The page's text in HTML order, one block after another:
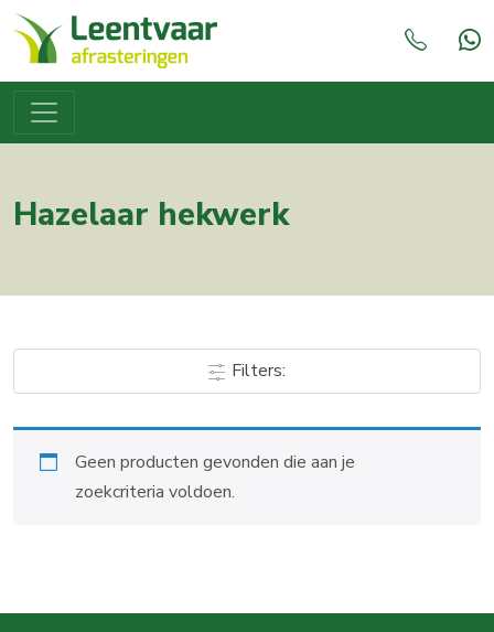
Hazelaar hekwerk
Filters:
Geen producten gevonden die aan je
zoekcriteria voldoen.